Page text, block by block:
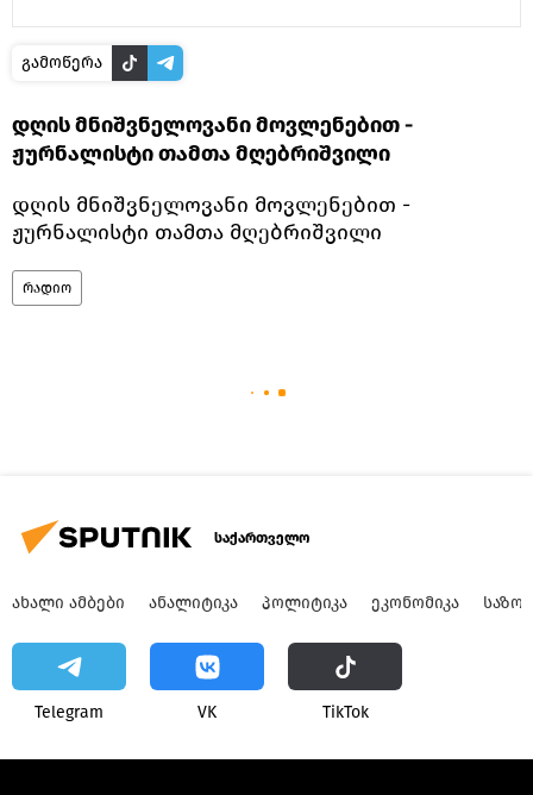
გამოწერა
დღის მნიშვნელოვანი მოვლენებით -
ჟურნალისტი თამთა მღებრიშვილი
დღის მნიშვნელოვანი მოვლენებით -
ჟურნალისტი თამთა მღებრიშვილი
რადიო
საქართველო
ᲐᲮᲐᲚᲘ ᲐᲛᲑᲔᲑᲘ ᲐᲜᲐᲚᲘᲢᲘᲙᲐ ᲞᲝᲚᲘᲢᲘᲙᲐ ᲔᲙᲝᲜᲝᲛᲘᲙᲐ
Telegram VK ТikТоk